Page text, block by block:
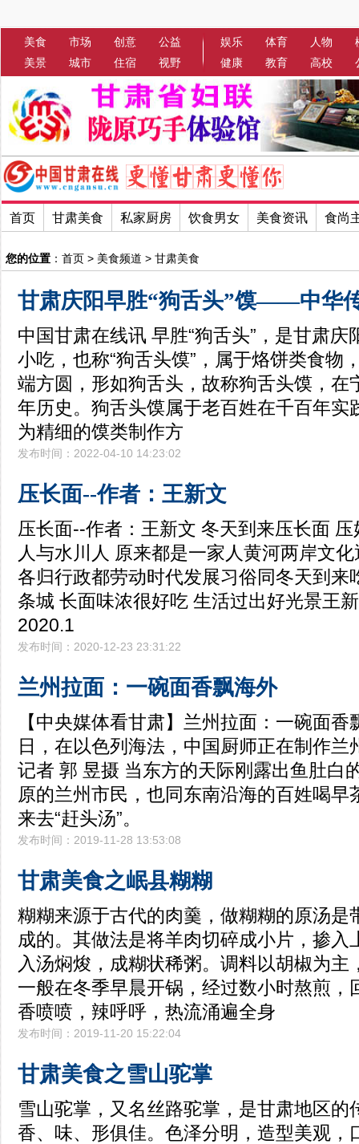
美食 市场 创意
公益
美景
城市 住宿 视野
娱乐 体育 人物
健康
教育 高校
首页 甘肃美食 私家厨房 饮食男女 美食资讯 食尚
您的位置 ： 首页 > 美食频道 > 甘肃美食
甘肃庆阳早胜“狗舌头”馍——中华
中国甘肃在线讯 早胜“狗舌头”，是甘肃庆
小吃，也称“狗舌头馍”，属于烙饼类食物
端方圆，形如狗舌头，故称狗舌头馍，在
年历史。狗舌头馍属于老百姓在千百年实
为精细的馍类制作方
发布时间：2022-04-10 14:23:02
压长面--作者：王新文
压长面--作者：王新文 冬天到来压长面
人与水川人 原来都是一家人黄河两岸文
各归行政都劳动时代发展习俗同冬天到来
条城 长面味浓很好吃 生活过出好光景王
2020.1
发布时间：2020-12-23 23:31:22
兰州拉面：一碗面香飘海外
【中央媒体看甘肃】兰州拉面：一碗面
日，在以色列海法，中国厨师正在制作兰
记者 郭 昱摄 当东方的天际刚露出鱼肚白
原的兰州市民，也同东南沿海的百姓喝早
来去“赶头汤”。
发布时间：2019-11-28 13:53:08
甘肃美食之岷县糊糊
糊糊来源于古代的肉羹，做糊糊的原汤是
成的。其做法是将羊肉切碎成小片，掺入
入汤焖焌，成糊状稀粥。调料以胡椒为主
一般在冬季早晨开锅，经过数小时熬煎，
香喷喷，辣呼呼，热流涌遍全身
发布时间：2019-11-20 15:22:04
甘肃美食之雪山驼掌
雪山驼掌，又名丝路驼掌，是甘肃地区的
香、味、形俱佳。色泽分明，造型美观，